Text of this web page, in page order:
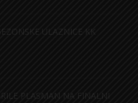
ULAZNICE KK
PLASMAN NA FINALNI